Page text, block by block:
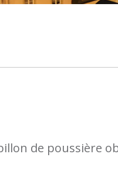
de poussière